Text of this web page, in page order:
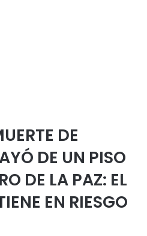
DE
DE UN PISO
DE LA PAZ: EL
EN RIESGO